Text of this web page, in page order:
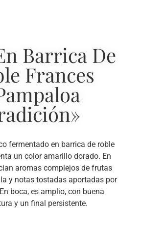
Barrica De
Frances
fermentado en barrica de roble
un color amarillo dorado. En
aromas complejos de frutas
y notas tostadas aportadas por
boca, es amplio, con buena
y un final persistente.